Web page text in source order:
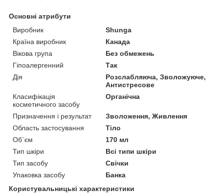
Основні атрибути
Виробник
Shunga
Країна виробник
Канада
Вікова група
Без обмежень
Гіпоалергенний
Так
Дія
Розслабляюча, Зволожуюче,
Антистресове
Класифікація
косметичного засобу
Органічна
Призначення і результат
Зволоження, Живлення
Область застосування
Тіло
Об`єм
170 мл
Тип шкіри
Всі типи шкіри
Тип засобу
Свічки
Упаковка засобу
Банка
Користувальницькі характеристики